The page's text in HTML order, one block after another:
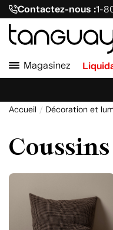
Contactez-nous :1-
Magasinez
Accueil Décoration et